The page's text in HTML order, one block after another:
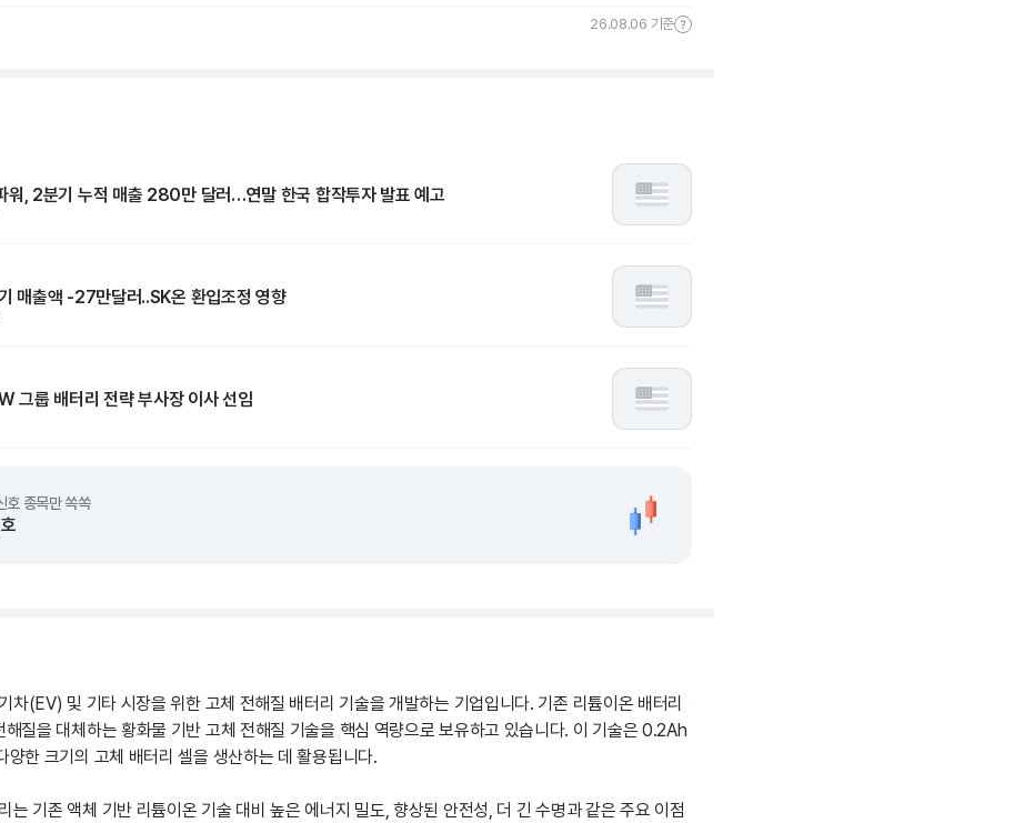
26.08.06 기준
워, 2분기 누적 매출 280만 달러…연말 한국 합작투자 발표 예고
매출액 -27만달러..SK온 환입조정 영향
그룹 배터리 전략 부사장 이사 선임
호 종목만 쏙쏙
차(EV) 및 기타 시장을 위한 고체 전해질 배터리 기술을 개발하는 기업입니다. 기존 리튬이온 배터리
해질을 대체하는 황화물 기반 고체 전해질 기술을 핵심 역량으로 보유하고 있습니다. 이 기술은 0.2Ah
한 크기의 고체 배터리 셀을 생산하는 데 활용됩니다.
는 기존 액체 기반 리튬이온 기술 대비 높은 에너지 밀도, 향상된 안전성, 더 긴 수명과 같은 주요 이점